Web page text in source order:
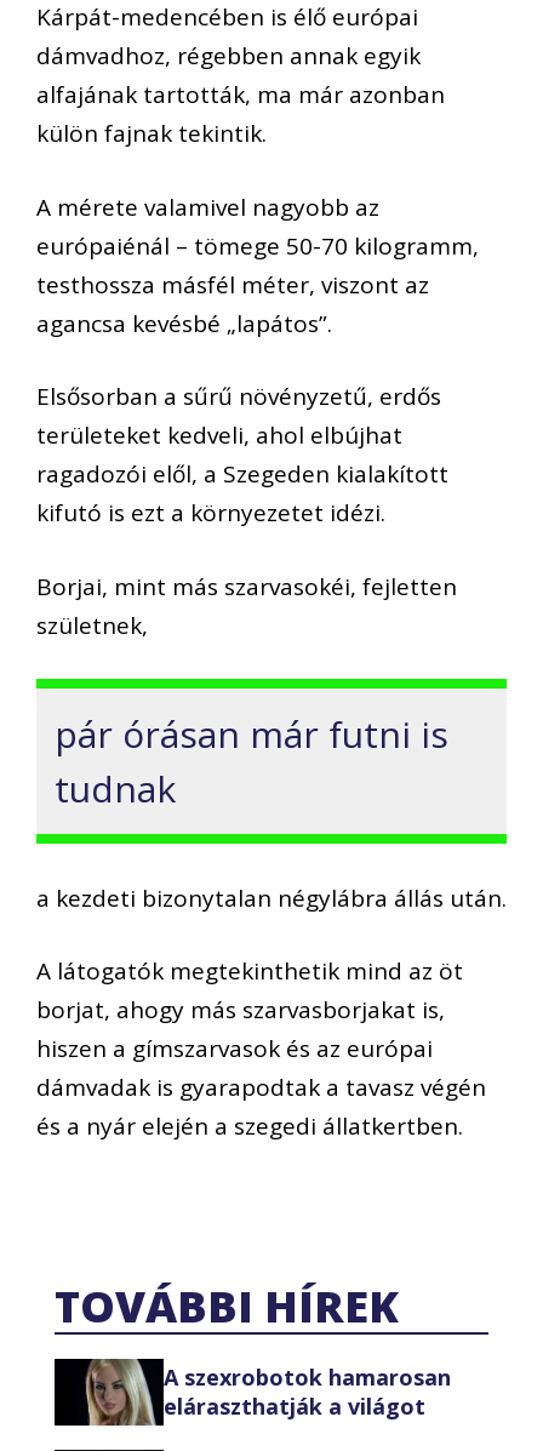
Kárpát-medencében is élő európai
dámvadhoz, régebben annak egyik
alfajának tartották, ma már azonban
külön fajnak tekintik.
A mérete valamivel nagyobb az
európaiénál – tömege 50-70 kilogramm,
testhossza másfél méter, viszont az
agancsa kevésbé „lapátos”.
Elsősorban a sűrű növényzetű, erdős
területeket kedveli, ahol elbújhat
ragadozói elől, a Szegeden kialakított
kifutó is ezt a környezetet idézi.
Borjai, mint más szarvasokéi, fejletten
születnek,
pár órásan már futni is
tudnak
a kezdeti bizonytalan négylábra állás után.
A látogatók megtekinthetik mind az öt
borjat, ahogy más szarvasborjakat is,
hiszen a gímszarvasok és az európai
dámvadak is gyarapodtak a tavasz végén
és a nyár elején a szegedi állatkertben.
TOVÁBBI HÍREK
A szexrobotok hamarosan
eláraszthatják a világot